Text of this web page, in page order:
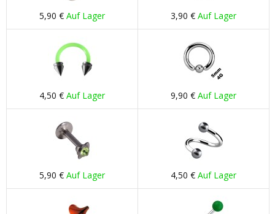
5,90 € Auf Lager 3,90 € Auf Lager
4,50 € Auf Lager 9,90 € Auf Lager
5,90 € Auf Lager 4,50 € Auf Lager